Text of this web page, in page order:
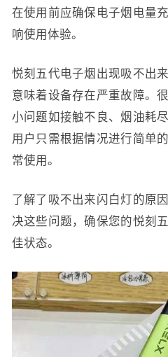
在使用前应确保电子烟电量
响使用体验。
悦刻五代电子烟出现吸不出
意味着设备存在严重故障。
小问题如接触不良、烟油耗
用户只需根据情况进行简单
常使用。
了解了吸不出来闪白灯的原
决这些问题，确保您的悦刻
佳状态。